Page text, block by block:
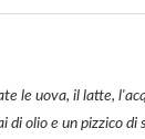
le uova, il latte,
di olio e un pizzico